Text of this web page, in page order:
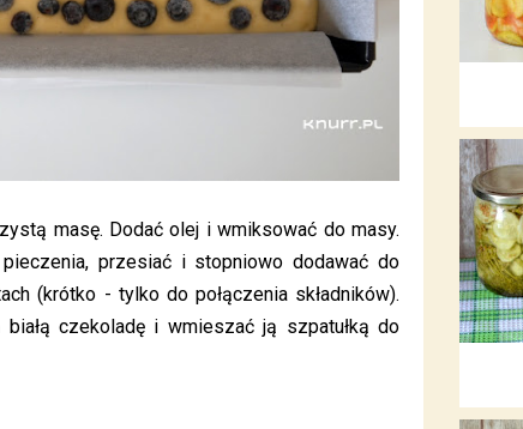
masę. Dodać olej i wmiksować do masy.
przesiać i stopniowo dodawać do
(krótko - tylko do połączenia składników).
czekoladę i wmieszać ją szpatułką do